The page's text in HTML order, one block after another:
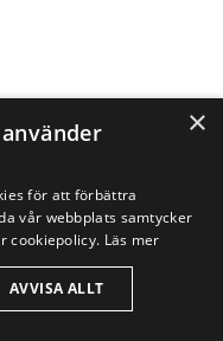
städer
×
för att förbättra
vår webbplats samtycker
cookiepolicy. Läs mer
AVVISA ALLT